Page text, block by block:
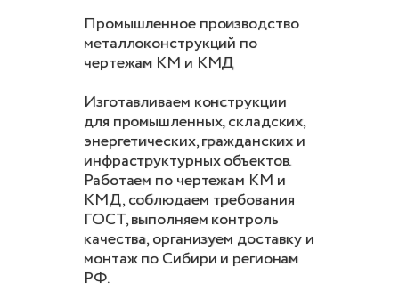
Промышленное производство
металлоконструкций по
чертежам КМ и КМД
Изготавливаем конструкции
для промышленных, складских,
энергетических, гражданских и
инфраструктурных объектов.
Работаем по чертежам КМ и
КМД, соблюдаем требования
ГОСТ, выполняем контроль
качества, организуем доставку и
монтаж по Сибири и регионам
РФ.